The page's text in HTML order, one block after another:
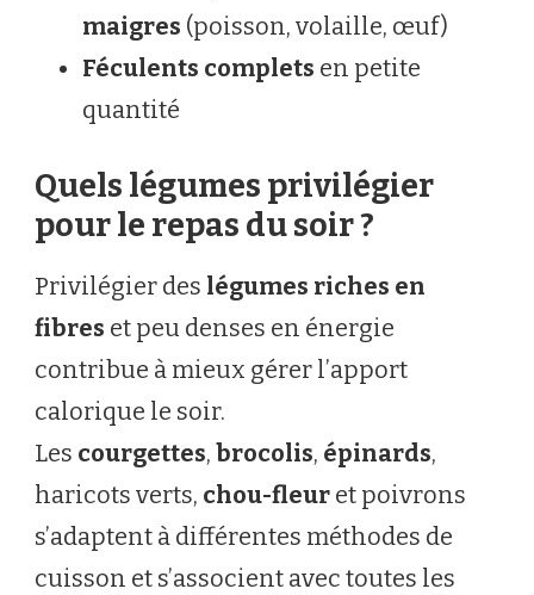
maigres (poisson, volaille, œuf)
Féculents complets en petite
quantité
Quels légumes privilégier
pour le repas du soir ?
Privilégier des légumes riches en
fibres et peu denses en énergie
contribue à mieux gérer l’apport
calorique le soir.
Les courgettes, brocolis, épinards,
haricots verts, chou-fleur et poivrons
s’adaptent à différentes méthodes de
cuisson et s’associent avec toutes les